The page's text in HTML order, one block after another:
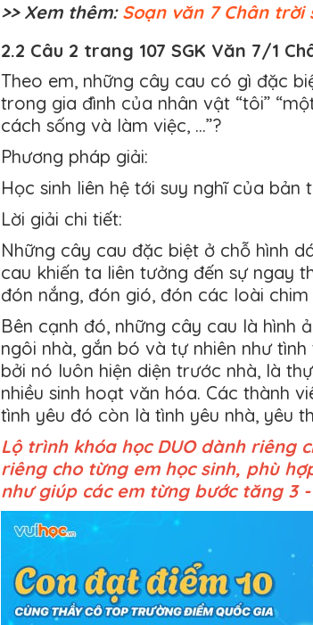
>> Xem thêm: Soạn văn 7 Chân trời
2.2 Câu 2 trang 107 SGK Văn 7/1
Theo em, những cây cau có gì đặc
trong gia đình của nhân vật “tôi”
cách sống và làm việc, ...”?
Phương pháp giải:
Học sinh liên hệ tới suy nghĩ của bản
Lời giải chi tiết:
Những cây cau đặc biệt ở chỗ hình
cau khiến ta liên tưởng đến sự ngay
đón nắng, đón gió, đón các loài chim
Bên cạnh đó, những cây cau là hình
ngôi nhà, gắn bó và tự nhiên như
bởi nó luôn hiện diện trước nhà, là
nhiều sinh hoạt văn hóa. Các thành
tình yêu đó còn là tình yêu nhà, yêu
Lộ trình khóa học DUO dành riêng
riêng cho từng em học sinh, phù
như giúp các em từng bước tăng 3